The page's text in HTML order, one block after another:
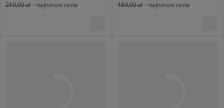
219,99 zł - najniższa cena
189,99 zł - najniższa cena